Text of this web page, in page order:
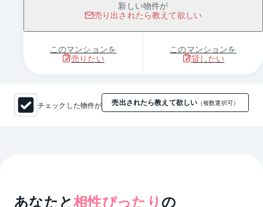
新しい物件が
売り出されたら教えて欲しい
このマンションを
売りたい
このマンションを
貸したい
チェックした物件が 売出されたら教えて欲しい （複数選択可）
あなたと相性ぴったり の